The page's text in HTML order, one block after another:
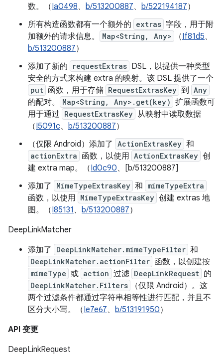
数。（Ia0498、 b/513200887、 b/522194187）
所有构造函数都有一个额外的 extras 字段，用于附
加额外的请求信息。
Map<String, Any> （If81d5、
b/513200887）
添加了新的
requestExtras DSL，以提供一种类型
安全的方式来构建 extra 的映射。该 DSL 提供了一个
put 函数，用于存储 RequestExtrasKey 到 Any
的配对。 Map<String, Any>.get(key) 扩展函数可
用于通过 RequestExtrasKey 从映射中读取数据
（I5091c、 b/513200887）
（仅限 Android）添加了 ActionExtrasKey 和
actionExtra 函数，以使用 ActionExtrasKey 创
建 extra map。（Id0c90、[b/513200887]
添加了
MimeTypeExtrasKey 和 mimeTypeExtra
函数，以使用 MimeTypeExtrasKey 创建 extras 地
图。（I85131 、 b/513200887）
DeepLinkMatcher
添加了
DeepLinkMatcher.mimeTypeFilter 和
DeepLinkMatcher.actionFilter 函数，以创建按
mimeType 或 action 过滤 DeepLinkRequest 的
DeepLinkMatcher.Filters
（仅限 Android）。这
两个过滤条件都通过字符串相等性进行匹配，并且不
区分大小写。（Ie7e67、 b/513191950）
API 变更
DeepLinkRequest